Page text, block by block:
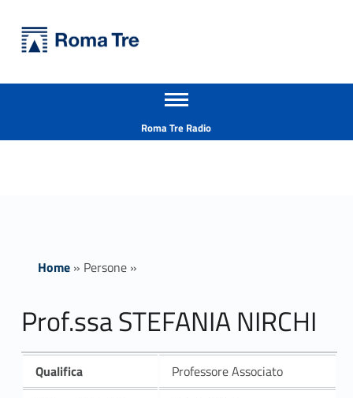
Prof.ssa STEFANIA NIRCHI - Università Roma Tre
Apri il menu secondario
Roma Tre Radio
Home» Persone»
Prof.ssa STEFANIA NIRCHI
Qualifica
Professore Associato